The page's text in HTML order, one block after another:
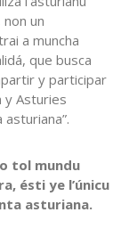
un
a muncha
que busca
y participar
y Asturies
tol mundu
ésti ye l’únicu
asturiana.